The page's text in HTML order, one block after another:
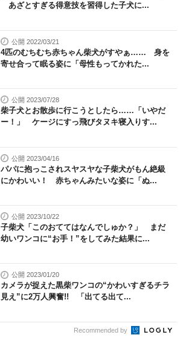
あざとすぎる得意技を習得した子犬に...
公開 2022/03/21
4匹のむちむち赤ちゃん柴犬がすやぁ…… 身を
寄せ合って眠る姿に「母性もってかれた...
公開 2023/07/28
柴子犬とお散歩に行こうとしたら……「いやだ
ー！」 ケージにすっ飛びタヌキ寝入りす...
公開 2023/04/16
パパに抱っこされスヤスヤな子柴犬がもん絶級
にかわいい！ 赤ちゃんみたいな姿に「ぬ...
公開 2023/10/22
子柴犬「このおててはなんでしゅか？」 まだ
幼いワンコに“お手！”をしてみた結果に...
公開 2023/01/20
カメラが捉えた黒柴ワンコの“かわいすぎるチラ
見え”に2万人興奮!! 「出てる出て...
Recommended by